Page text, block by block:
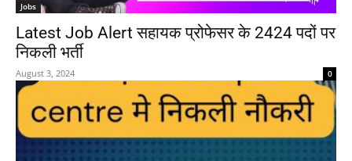
Jobs
Latest Job Alert सहायक प्रोफेसर के 2424 पदों पर
निकली भर्ती
August 3, 2024 0